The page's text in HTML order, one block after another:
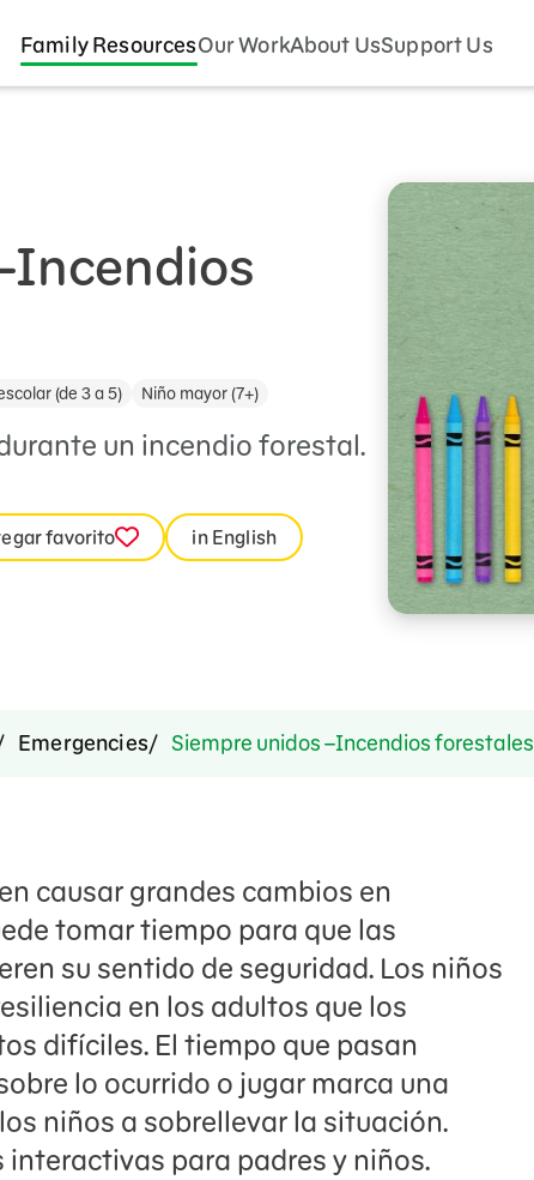
Family ResourcesOur WorkAbout UsSupport Us
(de 3 a 5) Niño mayor (7+)
un incendio forestal.
favorito in English
Emergencies Siempre unidos –Incendios forestales
causar grandes cambios en
tomar tiempo para que las
su sentido de seguridad. Los niños
en los adultos que los
difíciles. El tiempo que pasan
lo ocurrido o jugar marca una
niños a sobrellevar la situación.
para padres y niños.